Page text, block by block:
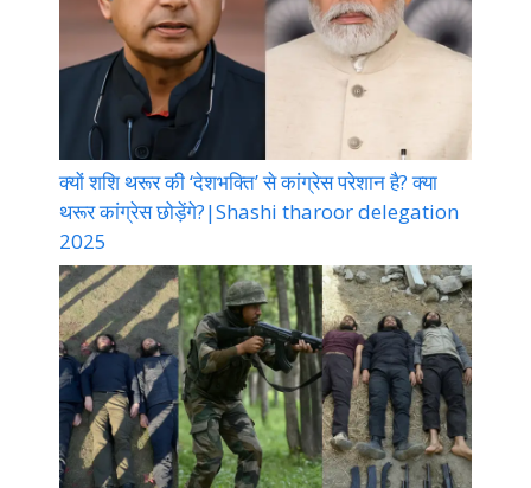
क्यों शशि थरूर की ‘देशभक्ति’ से कांग्रेस परेशान है? क्या
थरूर कांग्रेस छोड़ेंगे?|Shashi tharoor delegation
2025